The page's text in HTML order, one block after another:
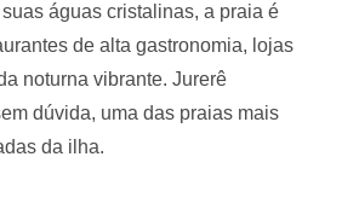
águas cristalinas, a praia é
de alta gastronomia, lojas
noturna vibrante. Jurerê
dúvida, uma das praias mais
da ilha.